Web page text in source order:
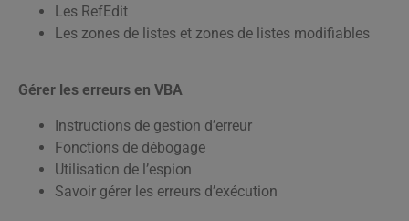
Les RefEdit
Les zones de listes et zones de listes modifiables
Gérer les erreurs en VBA
Instructions de gestion d’erreur
Fonctions de débogage
Utilisation de l’espion
Savoir gérer les erreurs d’exécution